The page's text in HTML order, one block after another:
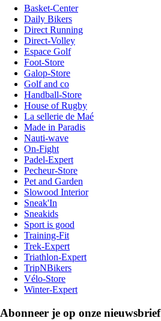
Basket-Center
Daily Bikers
Direct Running
Direct-Volley
Espace Golf
Foot-Store
Galop-Store
Golf and co
Handball-Store
House of Rugby
La sellerie de Maé
Made in Paradis
Nauti-wave
On-Fight
Padel-Expert
Pecheur-Store
Pet and Garden
Slowood Interior
Sneak'In
Sneakids
Sport is good
Training-Fit
Trek-Expert
Triathlon-Expert
TripNBikers
Vélo-Store
Winter-Expert
Abonneer je op onze nieuwsbrief